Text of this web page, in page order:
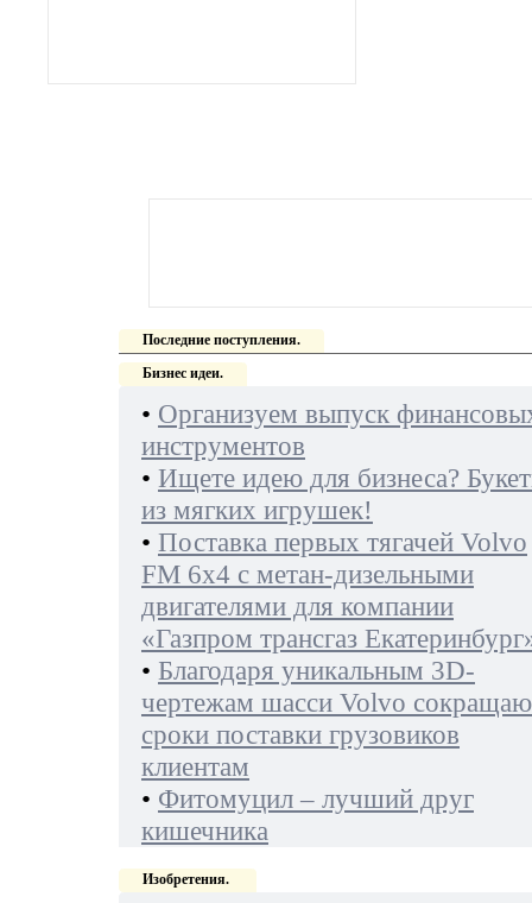
Последние поступления.
Бизнес идеи.
• Организуем выпуск
инструментов
• Ищете идею для бизнеса?
из мягких игрушек!
• Поставка первых тягачей Volvo
FM 6х4 с метан-дизельными
двигателями для компании
«Газпром трансгаз
• Благодаря уникальным 3D-
чертежам шасси Volvo
сроки поставки грузовиков
клиентам
• Фитомуцил – лучший друг
кишечника
Изобретения.